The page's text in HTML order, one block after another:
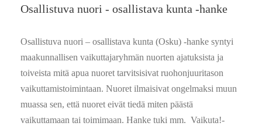
Osallistuva nuori - osallistava kunta -hanke
Osallistuva nuori – osallistava kunta (Osku) -hanke syntyi
maakunnallisen vaikuttajaryhmän nuorten ajatuksista ja
toiveista mitä apua nuoret tarvitsisivat ruohonjuuritason
vaikuttamistoimintaan. Nuoret ilmaisivat ongelmaksi muun
muassa sen, että nuoret eivät tiedä miten päästä
vaikuttamaan tai toimimaan. Hanke tuki mm. Vaikuta!-